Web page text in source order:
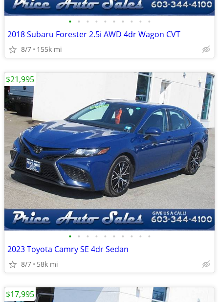
• • • • • • • • • •
2018 Subaru Forester 2.5i AWD 4dr Wagon CVT
8/7 155k mi
• • • • • • • • • •
2023 Toyota Camry SE 4dr Sedan
8/7 58k mi
$21,995
$17,995